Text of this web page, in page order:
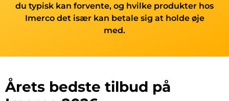
du typisk kan forvente, og hvilke produkter hos
Imerco det især kan betale sig at holde øje
med.
Årets bedste tilbud på